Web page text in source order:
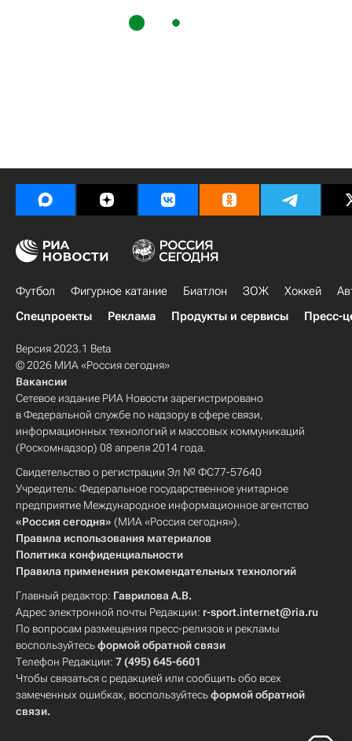
Футбол Фигурное катание Биатлон ЗОЖ Хоккей
Спецпроекты
Реклама Продукты и сервисы Пресс-
Версия 2023.1 Beta
© 2026 МИА «Россия сегодня»
Вакансии
Сетевое издание РИА Новости зарегистрировано
в Федеральной службе по надзору в сфере связи,
информационных технологий и массовых коммуникаций
(Роскомнадзор) 08 апреля 2014 года.
Свидетельство о регистрации Эл № ФС77-57640
Учредитель: Федеральное государственное унитарное
предприятие Международное информационное агентство
«Россия сегодня» (МИА «Россия сегодня»).
Правила использования материалов
Политика конфиденциальности
Правила применения рекомендательных технологий
Главный редактор: Гаврилова А.В.
Адрес электронной почты Редакции: r-sport.internet@ria.ru
По вопросам размещения пресс-релизов и рекламы
воспользуйтесьформой обратной связи
Телефон Редакции: 7 (495) 645-6601
Чтобы связаться с редакцией или сообщить обо всех
замеченных ошибках, воспользуйтесьформой обратной
связи.